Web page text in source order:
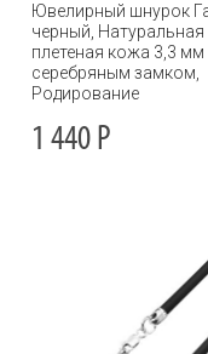
Ювелирный шнурок
черный, Натуральная
плетеная кожа 3,3 мм
серебряным замком,
Родирование
1 440 Р